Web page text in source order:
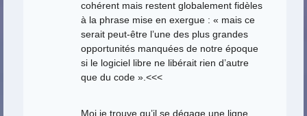
cohérent mais restent globalement fidèles
à la phrase mise en exergue : « mais ce
serait peut-être l’une des plus grandes
opportunités manquées de notre époque
si le logiciel libre ne libérait rien d’autre
que du code ».<<<
Moi je trouve qu’il se dégage une ligne